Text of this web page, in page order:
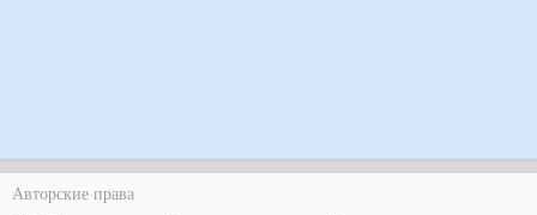
Авторские права